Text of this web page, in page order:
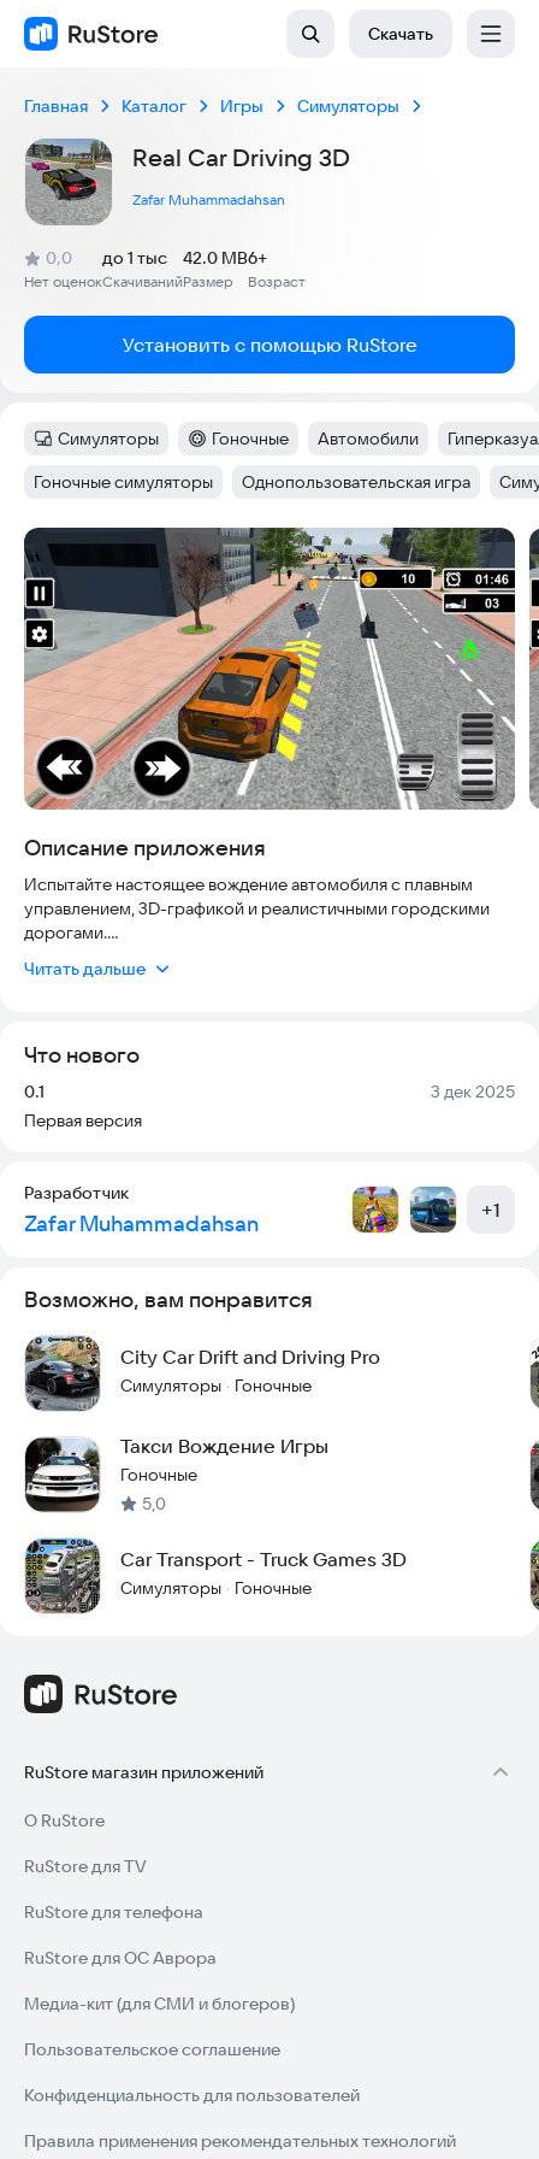
Скачать
Главная Каталог Игры Симуляторы
Real Car Driving 3D
Zafar Muhammadahsan
Рейтинг:
0,0
(
Нет оценок
)
Скачиваний
до 1 тыс
Размер
42.0 MB
Возраст
6+
Установить с помощью RuStore
Категория:
Симуляторы Категория:
Гоночные Тег:
Автомобили Тег:
Тег:
Гоночные симуляторы Тег:
Однопользовательская игра Тег:
Скриншоты
Описание приложения
Испытайте настоящее вождение автомобиля с плавным
управлением, 3D-графикой и реалистичными городскими
дорогами.
выполняйте миссии и проверяйте свои навыки в дорожном
открытом мире и захватывающими уровнями,
Улучшайте свои автомобили, открывайте новые карты и
ощутите настоящий опыт вождения в симуляторе.
Физика реального автомобиля
Трехмерная городская среда
Миссии по парковке и вождению
Режим свободного вождения
Разблокировка и модернизация автомобиля
Идеально подходит для любителей реального вождения и
автомобильных симуляторов.
Читать дальше
Что нового
Версия:
0.1 Дата:
3 дек 2025
Первая версия
Разработчик
Zafar Muhammadahsan +1
Возможно, вам понравится
City Car Drift and Driving Pro
Симуляторы · Гоночные
Такси Вождение Игры
Гоночные
5,0
Car Transport - Truck Games 3D
Симуляторы · Гоночные
RuStore магазин приложений
О RuStore
RuStore для TV
RuStore для телефона
RuStore для ОС Аврора
Медиа-кит (для СМИ и блогеров)
Пользовательское соглашение
Конфиденциальность для пользователей
Правила применения рекомендательных технологий